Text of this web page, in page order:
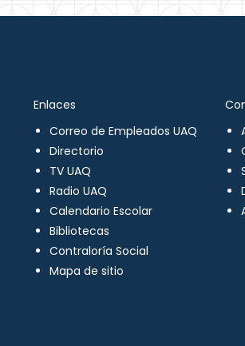
Enlaces
Correo de Empleados UAQ
Directorio
TV UAQ
Radio UAQ
Calendario Escolar
Bibliotecas
Contraloría Social
Mapa de sitio